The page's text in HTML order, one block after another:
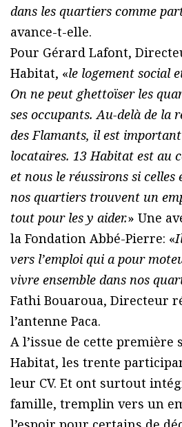
dans les quartiers comme
avance-t-elle.
Pour Gérard Lafont,
Habitat, «le logement social
On ne peut ghettoïser les
ses occupants. Au-delà de la
des Flamants, il est
locataires. 13 Habitat est au
et nous le réussirons si
nos quartiers trouvent un
tout pour les y aider.» Une
la Fondation Abbé-Pierre: «
vers l’emploi qui a pour
vivre ensemble dans nos
Fathi Bouaroua, Directeur
l’antenne Paca.
A l’issue de cette première
Habitat, les trente
leur CV. Et ont surtout
famille, tremplin vers un